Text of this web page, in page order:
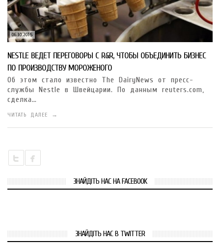
06.10.2015
NESTLE ВЕДЕТ ПЕРЕГОВОРЫ С R&R, ЧТОБЫ ОБЪЕДИНИТЬ БИЗНЕС
ПО ПРОИЗВОДСТВУ МОРОЖЕНОГО
Об этом стало известно The DairyNews от пресс-
службы Nestle в Швейцарии. По данным reuters.com,
сделка…
ЧИТАТЬ ДАЛЕЕ →
ЗНАЙДІТЬ НАС НА FACEBOOK
ЗНАЙДІТЬ НАС В TWITTER